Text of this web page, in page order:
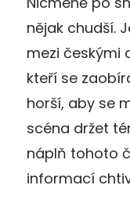
nějak chudší.
mezi českými
kteří se
horší, aby se
scéna držet
náplň tohoto
informací